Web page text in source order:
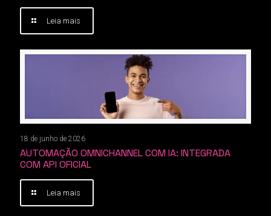
Leia mais
18 de junho de 2026
AUTOMAÇÃO OMNICHANNEL COM IA: INTEGRADA
COM API OFICIAL
Leia mais